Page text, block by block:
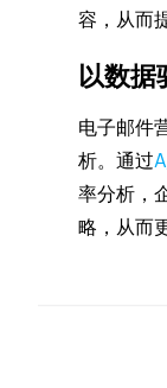
容，从而
以数据
电子邮件
析。通过
率分析，
略，从而